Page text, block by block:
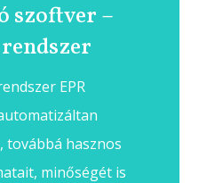
szoftver –
EPR
továbbá hasznos
minőségét is